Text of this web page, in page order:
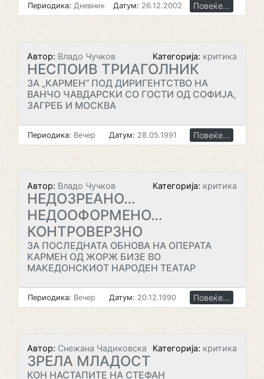
Периодика: Дневник Датум: 26.12.2002 Повеќе...
Автор: Владо Чучков Категорија: критика
НЕСПОИВ ТРИАГОЛНИК
ЗА „КАРМЕН“ ПОД ДИРИГЕНТСТВО НА
ВАНЧО ЧАВДАРСКИ СО ГОСТИ ОД СОФИЈА,
ЗАГРЕБ И МОСКВА
Периодика: Вечер Датум: 28.05.1991 Повеќе...
Автор: Владо Чучков Категорија: критика
НЕДОЗРЕАНО…
НЕДООФОРМЕНО…
КОНТРОВЕРЗНО
ЗА ПОСЛЕДНАТА ОБНОВА НА ОПЕРАТА
КАРМЕН ОД ЖОРЖ БИЗЕ ВО
МАКЕДОНСКИОТ НАРОДЕН ТЕАТАР
Периодика: Вечер Датум: 20.12.1990 Повеќе...
Автор: Снежана Чадиковска Категорија: критика
ЗРЕЛА МЛАДОСТ
КОН НАСТАПИТЕ НА СТЕФАН